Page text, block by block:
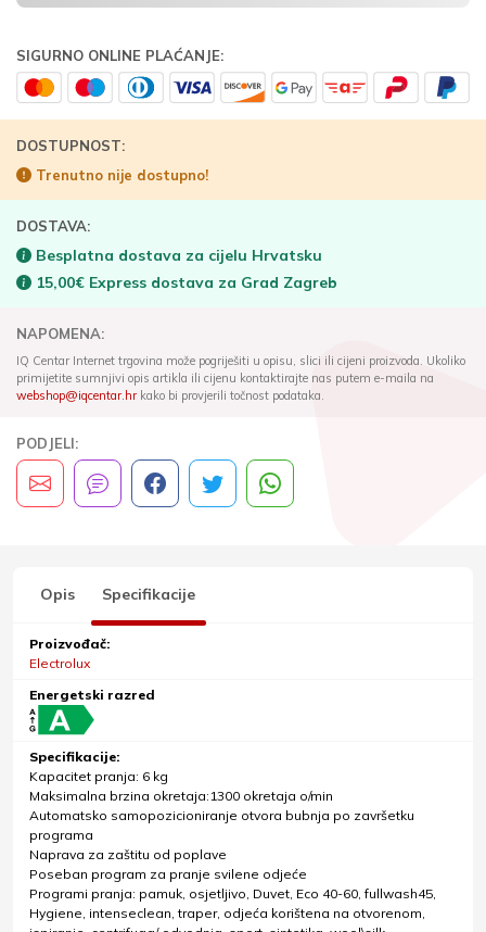
SIGURNO ONLINE PLAĆANJE:
DOSTUPNOST:
Trenutno nije dostupno!
DOSTAVA:
Besplatna dostava za cijelu Hrvatsku
15,00€ Express dostava za Grad Zagreb
NAPOMENA:
IQ Centar Internet trgovina može pogriješiti u opisu, slici ili cijeni proizvoda. Ukoliko
primijetite sumnjivi opis artikla ili cijenu kontaktirajte nas putem e-maila na
webshop@iqcentar.hrkako bi provjerili točnost podataka.
PODJELI:
Opis Specifikacije
Proizvođač:
Electrolux
Energetski razred
Specifikacije:
Kapacitet pranja: 6 kg
Maksimalna brzina okretaja:1300 okretaja o/min
Automatsko samopozicioniranje otvora bubnja po završetku
programa
Naprava za zaštitu od poplave
Poseban program za pranje svilene odjeće
Programi pranja: pamuk, osjetljivo, Duvet, Eco 40-60, fullwash45,
Hygiene, intenseclean, traper, odjeća korištena na otvorenom,